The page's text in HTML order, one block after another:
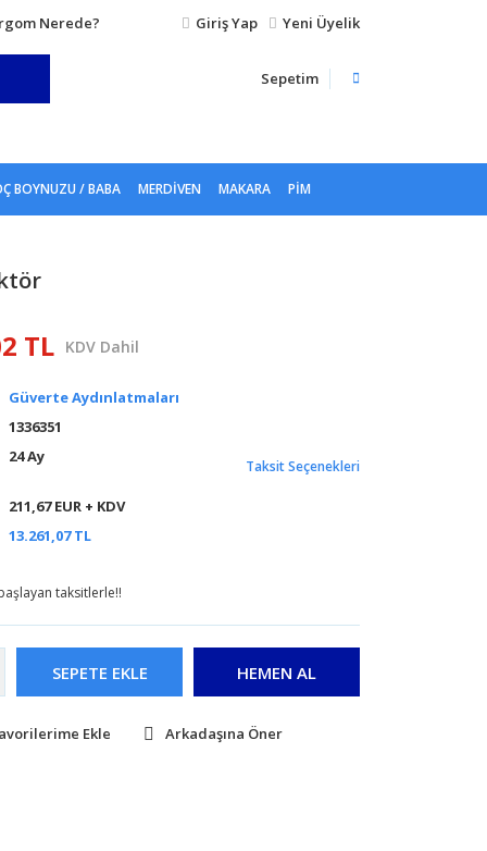
Nerede? Giriş Yap Yeni Üyelik
Sepetim
BOYNUZU / BABA MERDIVEN MAKARA PIM
TL KDV Dahil
Güverte Aydınlatmaları
1336351
24 Ay
211,67 EUR + KDV
13.261,07 TL
Taksit Seçenekleri
taksitlerle!!
SEPETE EKLE HEMEN AL
Arkadaşına Öner